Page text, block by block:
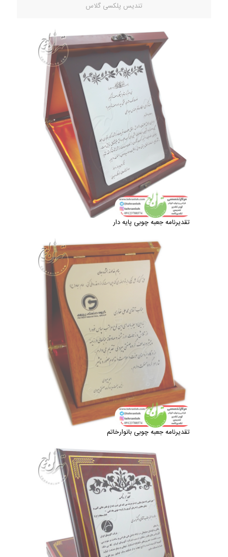
تندیس پلکسی گلاس
تقدیرنامه جعبه چوبی پایه دار
تقدیرنامه جعبه چوبی بانوارخاتم